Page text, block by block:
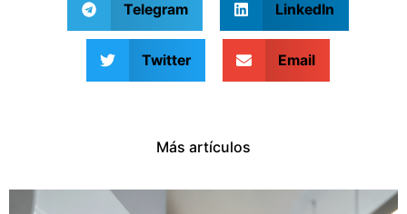
Telegram LinkedIn
Twitter Email
Más artículos